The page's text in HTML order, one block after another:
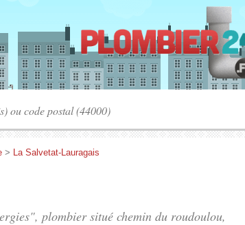
> La Salvetat-Lauragais
plombier situé chemin du roudoulou,